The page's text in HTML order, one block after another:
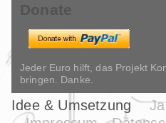
Donate
Jeder Euro hilft, das Projekt
bringen. Danke.
Idee & Umsetzung